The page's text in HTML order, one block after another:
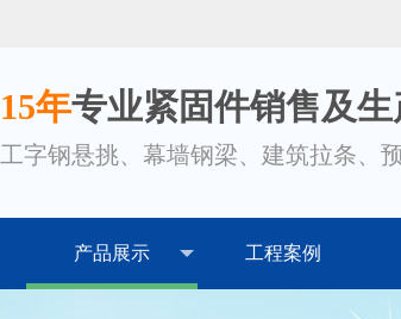
15年专业紧固件销售及生
工字钢悬挑、幕墙钢梁、建筑拉条、
产品展示 工程案例